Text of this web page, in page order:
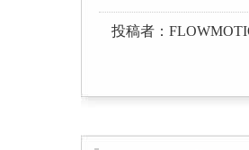
投稿者：